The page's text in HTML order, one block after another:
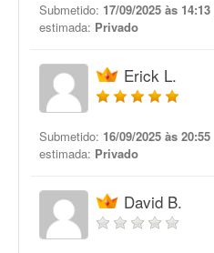
Submetido: 17/09/2025 às 14:13
estimada: Privado
Erick L.
Submetido: 16/09/2025 às 20:55
estimada: Privado
David B.